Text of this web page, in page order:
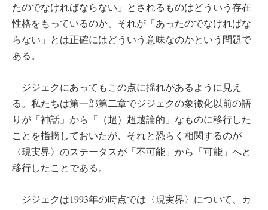
たのでなければならない」とされるものはどういう存在
性格をもっているのか、それが「あったのでなければな
らない」とは正確にはどういう意味なのかという問題で
ある。
ジジェクにあってもこの点に揺れがあるように見え
る。私たちは第一部第二章でジジェクの象徴化以前の語
りが「神話」から「（超）超越論的」なものに移行した
ことを指摘しておいたが、それと恐らく相関するのが
〈現実界〉のステータスが「不可能」から「可能」へと
移行したことである。
ジジェクは1993年の時点では〈現実界〉について、カ